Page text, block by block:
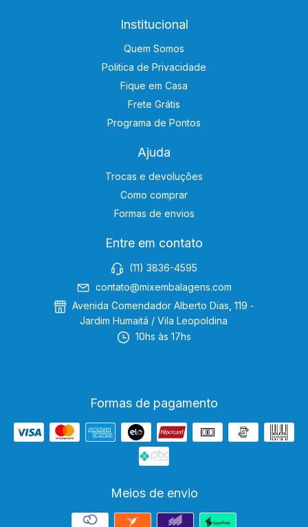
Institucional
Quem Somos
Politica de Privacidade
Fique em Casa
Frete Grátis
Programa de Pontos
Ajuda
Trocas e devoluções
Como comprar
Formas de envios
Entre em contato
(11) 3836-4595
contato@mixembalagens.com
Avenida Comendador Alberto Dias, 119 -
Jardim Humaitá / Vila Leopoldina
10hs às 17hs
Formas de pagamento
Meios de envio